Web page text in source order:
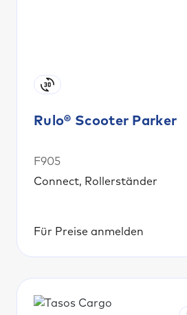
Rulo® Scooter Parker
F905
Connect, Rollerständer
Für Preise anmelden